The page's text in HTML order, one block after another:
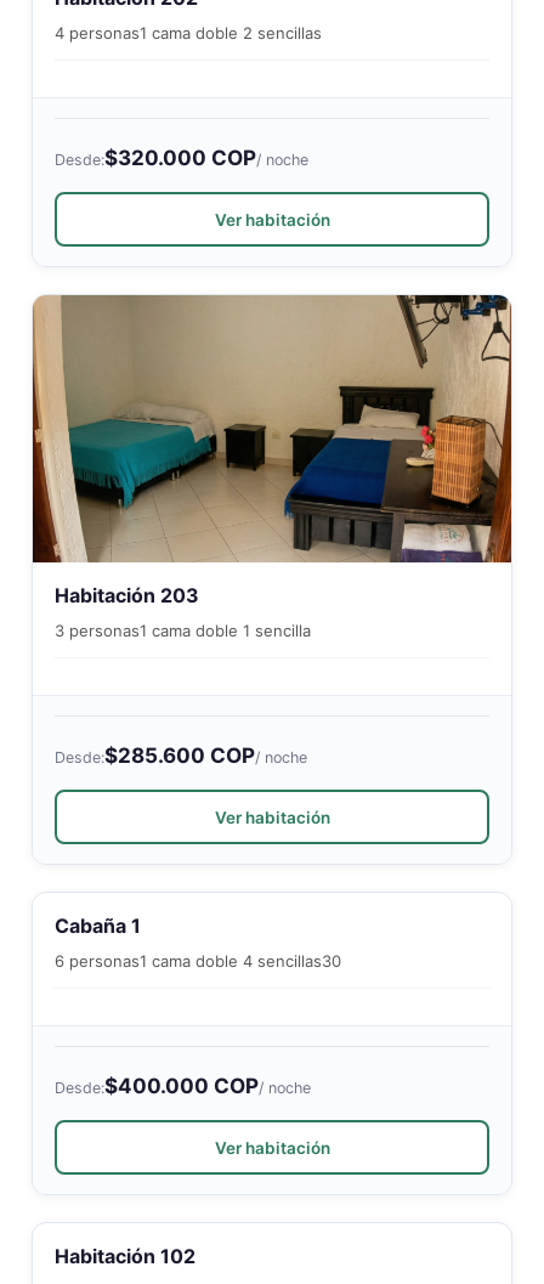
4 personas1 cama doble 2 sencillas
Desde:$320.000 COP/ noche
Ver habitación
Habitación 203
3 personas1 cama doble 1 sencilla
Desde:$285.600 COP/ noche
Ver habitación
Cabaña 1
6 personas1 cama doble 4 sencillas30
Desde:$400.000 COP/ noche
Ver habitación
Habitación 102